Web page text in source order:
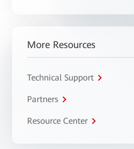
More Resources
Technical Support
Partners
Resource Center